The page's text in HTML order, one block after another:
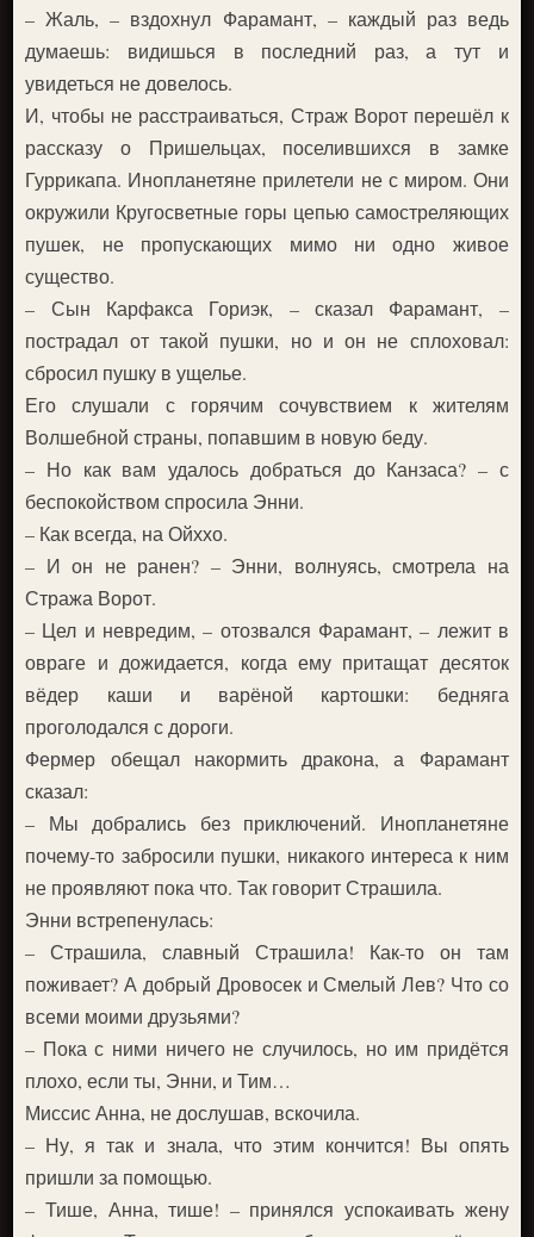
– Жаль, – вздохнул Фарамант, – каждый раз ведь
думаешь: видишься в последний раз, а тут и
увидеться не довелось.
И, чтобы не расстраиваться, Страж Ворот перешёл к
рассказу о Пришельцах, поселившихся в замке
Гуррикапа. Инопланетяне прилетели не с миром. Они
окружили Кругосветные горы цепью самостреляющих
пушек, не пропускающих мимо ни одно живое
существо.
– Сын Карфакса Гориэк, – сказал Фарамант, –
пострадал от такой пушки, но и он не сплоховал:
сбросил пушку в ущелье.
Его слушали с горячим сочувствием к жителям
Волшебной страны, попавшим в новую беду.
– Но как вам удалось добраться до Канзаса? – с
беспокойством спросила Энни.
– Как всегда, на Ойххо.
– И он не ранен? – Энни, волнуясь, смотрела на
Стража Ворот.
– Цел и невредим, – отозвался Фарамант, – лежит в
овраге и дожидается, когда ему притащат десяток
вёдер каши и варёной картошки: бедняга
проголодался с дороги.
Фермер обещал накормить дракона, а Фарамант
сказал:
– Мы добрались без приключений. Инопланетяне
почему-то забросили пушки, никакого интереса к ним
не проявляют пока что. Так говорит Страшила.
Энни встрепенулась:
– Страшила, славный Страшила! Как-то он там
поживает? А добрый Дровосек и Смелый Лев? Что со
всеми моими друзьями?
– Пока с ними ничего не случилось, но им придётся
плохо, если ты, Энни, и Тим…
Миссис Анна, не дослушав, вскочила.
– Ну, я так и знала, что этим кончится! Вы опять
пришли за помощью.
– Тише, Анна, тише! – принялся успокаивать жену